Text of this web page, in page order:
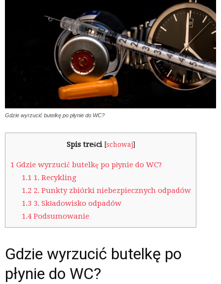
Gdzie wyrzucić butelkę po płynie do WC?
Spis treści [schowaj]
1 Gdzie wyrzucić butelkę po płynie do WC?
1.1 1. Recykling
1.22. Punkty zbiórki niebezpiecznych odpadów
1.3 3. Składowisko odpadów
1.4Podsumowanie
Gdzie wyrzucić butelkę po
płynie do WC?